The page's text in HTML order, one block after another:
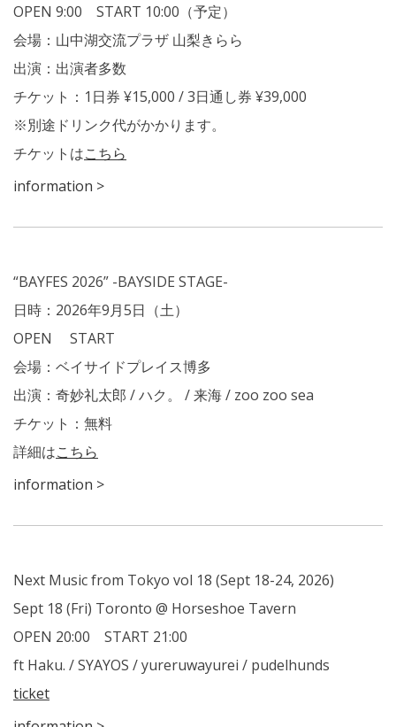
OPEN 9:00 START 10:00（予定）
会場：山中湖交流プラザ 山梨きらら
出演：出演者多数
チケット：1日券 ¥15,000 / 3日通し券 ¥39,000
※別途ドリンク代がかかります。
チケットはこちら
information >
“BAYFES 2026” -BAYSIDE STAGE-
日時：2026年9月5日（土）
OPEN START
会場：ベイサイドプレイス博多
出演：奇妙礼太郎 / ハク。 / 来海 / zoo zoo sea
チケット：無料
詳細はこちら
information >
Next Music from Tokyo vol 18 (Sept 18-24, 2026)
Sept 18 (Fri) Toronto @ Horseshoe Tavern
OPEN 20:00 START 21:00
ft Haku. / SYAYOS / yureruwayurei / pudelhunds
ticket